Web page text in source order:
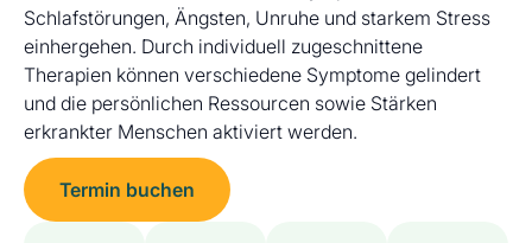
Schlafstörungen, Ängsten, Unruhe und starkem Stress
einhergehen. Durch individuell zugeschnittene
Therapien können verschiedene Symptome gelindert
und die persönlichen Ressourcen sowie Stärken
erkrankter Menschen aktiviert werden.
Termin buchen